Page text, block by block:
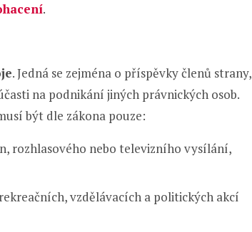
.
. Jedná se zejména o příspěvky členů strany,
na podnikání jiných právnických osob.
být dle zákona pouze:
rozhlasového nebo televizního vysílání,
vzdělávacích a politických akcí